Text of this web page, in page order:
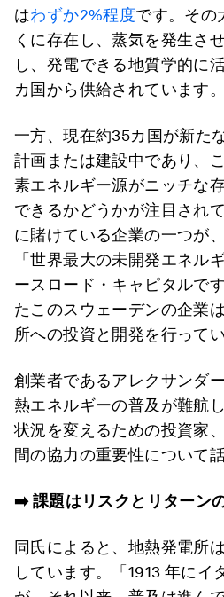
はわずか2%程度です。その
くに存在し、蒸気を発生さ
し、発電できる地質学的に
カ国から供給されています。
一方、現在約35カ国が新た
計画または建設中であり、
素エネルギー源がニッチな
できるかどうかが注目され
に賭けている企業の一つが
「世界最大の未開発エネル
ースロード・キャピタルで
たこのスウェーデンの企業
所への投資と開発を行ってい
創業者であるアレクサンダ
熱エネルギーの普及が難航
状況を変えるための投資家
間の協力の重要性について
➡️課題はリスクとリターン
同氏によると、地熱発電所
しています。「1913 年にイ